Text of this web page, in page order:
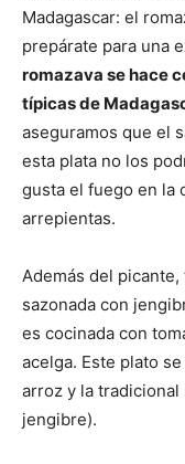
Madagascar: el
prepárate para una
romazava se hace
típicas de
aseguramos que el
esta plata no los
gusta el fuego en la
arrepientas.
Además del
sazonada con
es cocinada con
acelga. Este plato
arroz y la
jengibre).